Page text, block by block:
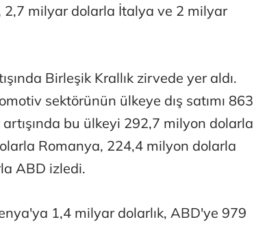
milyar dolarla İtalya ve 2 milyar
Birleşik Krallık zirvede yer aldı.
sektörünün ülkeye dış satımı 863
bu ülkeyi 292,7 milyon dolarla
Romanya, 224,4 milyon dolarla
ABD izledi.
1,4 milyar dolarlık, ABD'ye 979